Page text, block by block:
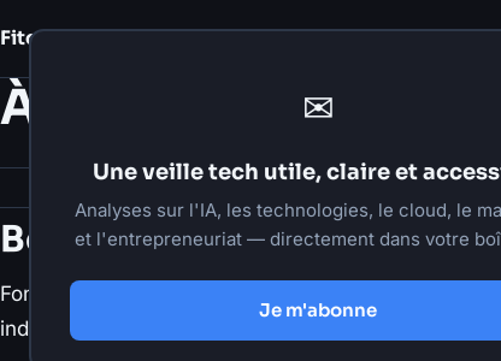
Fito DamourNotes
À propos
Bonjour, je suis Fito
Fondateur de
, j'accompagne des
indépendants et des entreprises dans leur
✉
Une veille tech utile, claire et
Analyses sur l'IA, les technologies, le cloud, le
et l'entrepreneuriat — directement dans votre
Je m'abonne